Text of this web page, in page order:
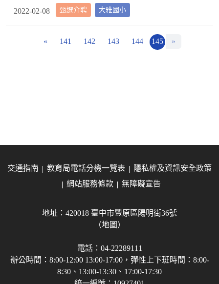
甄選介聘 大雅國小
2022-02-08
« 141 142 143 144 145 »
交通指南 教育局電話分機一覽表
隱私權及資訊安全政策
網站服務條款
無障礙宣告
地址：420018 臺中市豐原區陽明街36號
（地圖）
電話：04-22289111
辦公時間：8:00-12:00 13:00-17:00，彈性上下班時間：8:00-
8:30、13:00-13:30、17:00-17:30